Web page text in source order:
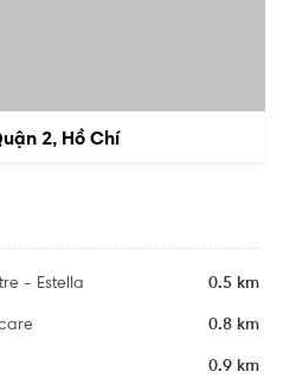
2, Hồ Chí
dân cư City Horse - An Phú
- Estella 0.5 km
0.8 km
0.9 km